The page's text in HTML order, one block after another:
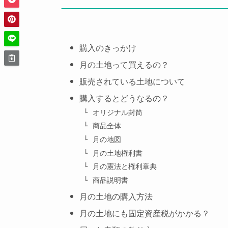
購入のきっかけ
月の土地って買えるの？
販売されている土地について
購入するとどうなるの？
オリジナル封筒
商品全体
月の地図
月の土地権利書
月の憲法と権利章典
商品説明書
月の土地の購入方法
月の土地にも固定資産税がかかる？